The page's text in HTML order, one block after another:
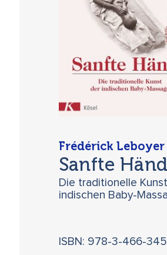
Frédérick Leboyer
Sanfte
Die traditionelle
indischen Baby-
ISBN: 978-3-466-